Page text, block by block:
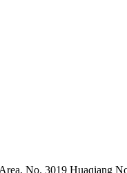
No. 3019 Huaqiang